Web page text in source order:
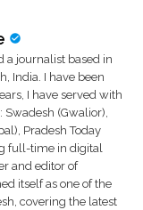
a journalist based in
India. I have been
I have served with
(Gwalior),
Pradesh Today
full-time in digital
and editor of
itself as one of the
covering the latest